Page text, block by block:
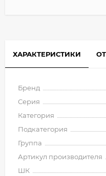
ХАРАКТЕРИСТИКИ
Бренд
Серия
Категория
Подкатегория
Группа
Артикул производителя
ШК